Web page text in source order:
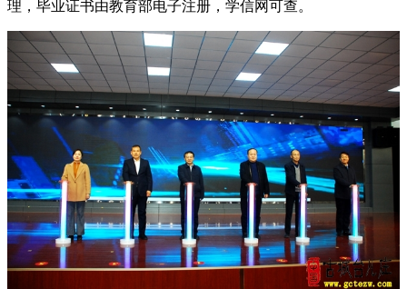
理，毕业证书由教育部电子注册，学信网可查。